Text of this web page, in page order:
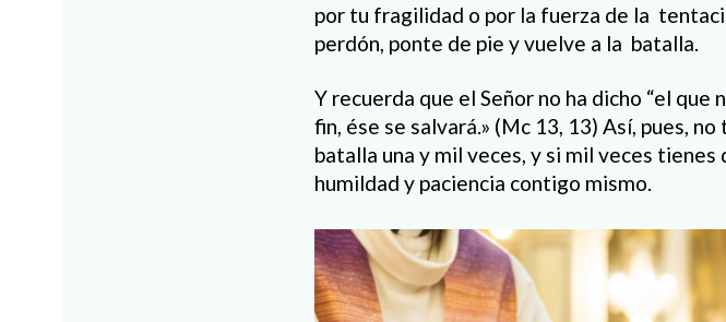
por tu fragilidad o por la fuerza de la
perdón, ponte de pie y vuelve a la batalla.
Y recuerda que el Señor no ha dicho “el
fin, ése se salvará.» (Mc 13, 13) Así, pues,
batalla una y mil veces, y si mil veces
humildad y paciencia contigo mismo.